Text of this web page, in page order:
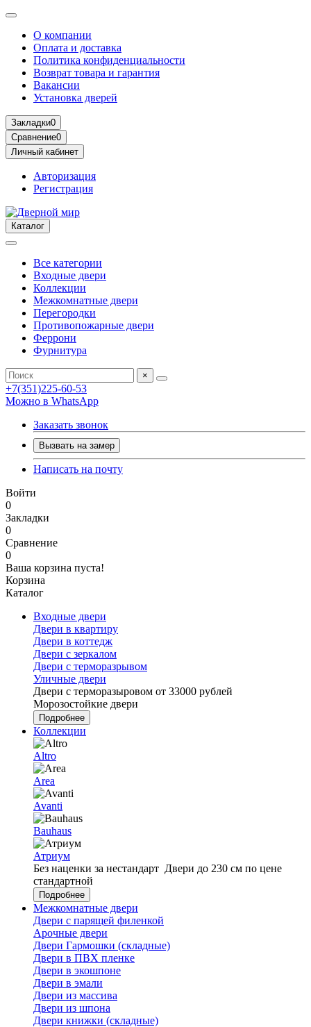
О компании
Оплата и доставка
Политика конфиденциальности
Возврат товара и гарантия
Вакансии
Установка дверей
Закладки0
Сравнение0
Личный кабинет
Авторизация
Регистрация
Каталог
Все категории
Входные двери
Коллекции
Межкомнатные двери
Перегородки
Противопожарные двери
Феррони
Фурнитура
×
+7(351)225-60-53
Можно в WhatsApp
Заказать звонок
Вызвать на замер
Написать на почту
Войти
0
Закладки
0
Сравнение
0
Ваша корзина пуста!
Корзина
Каталог
Входные двери
Двери в квартиру
Двери в коттедж
Двери с зеркалом
Двери с терморазрывом
Уличные двери
Двери с терморазыровом от 33000 рублей
Морозостойкие двери
Подробнее
Коллекции
Altro
Area
Avanti
Bauhaus
Атриум
Без наценки за нестандарт Двери до 230 см по цене
стандартной
Подробнее
Межкомнатные двери
Двери с парящей филенкой
Арочные двери
Двери Гармошки (складные)
Двери в ПВХ пленке
Двери в экошпоне
Двери в эмали
Двери из массива
Двери из шпона
Двери книжки (складные)